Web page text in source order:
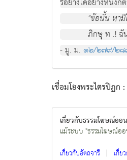
"ขอนั้น หามิ
ภิกษุ ท .! ฉัน
- มู. ม. ๑๒/๒๗๙/๒
เชื่อมโยงพระไตรปิฏก :
เกี่ยวกับธรรมโฆษณ์ออ
แม้ระบบ "ธรรมโฆษณ์อ
เกี่ยวกับอัตถจารี | เกี่ย